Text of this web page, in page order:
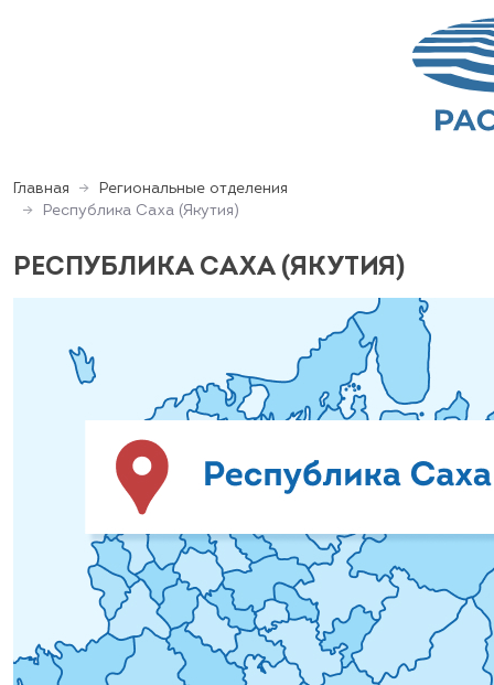
Главная
Региональные отделения
Республика Саха (Якутия)
РЕСПУБЛИКА САХА (ЯКУТИЯ)